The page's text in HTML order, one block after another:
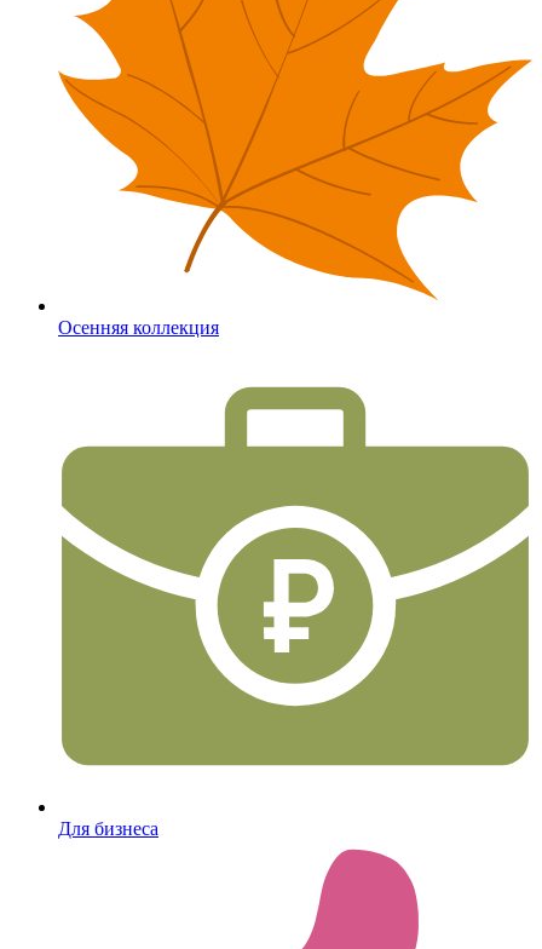
Осенняя коллекция
Для бизнеса